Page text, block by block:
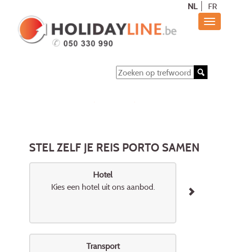
NL FR
STEL ZELF JE REIS PORTO SAMEN
Hotel
Kies een hotel uit ons aanbod.
Transport